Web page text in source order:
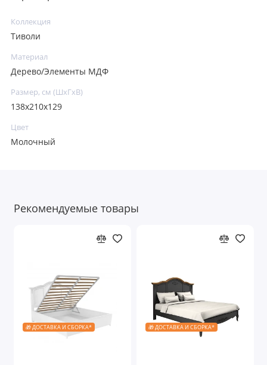
Коллекция
Тиволи
Материал
Дерево/Элементы МДФ
Размер, см (ШхГхВ)
138x210x129
Цвет
Молочный
Рекомендуемые товары
🎁 ДОСТАВКА И СБОРКА* 🎁 ДОСТАВКА И СБОРКА*